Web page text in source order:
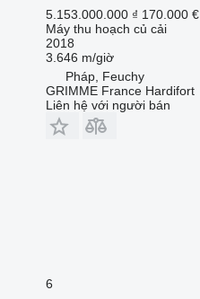
5.153.000.000 ₫ 170.000 €
Máy thu hoạch củ cải
2018
3.646 m/giờ
Pháp, Feuchy
GRIMME France Hardifort
Liên hệ với người bán
6